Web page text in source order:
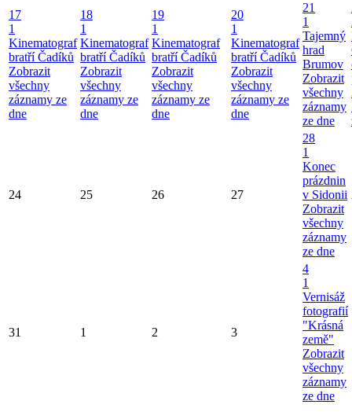
17
1
Kinematograf
bratří Čadíků
Zobrazit
všechny
záznamy ze
dne
18
1
Kinematograf
bratří Čadíků
Zobrazit
všechny
záznamy ze
dne
19
1
Kinematograf
bratří Čadíků
Zobrazit
všechny
záznamy ze
dne
20
1
Kinematograf
bratří Čadíků
Zobrazit
všechny
záznamy ze
dne
21
1
Tajemný
hrad
Brumov
Zobrazit
všechny
záznamy
ze dne
24 25 26 27
28
1
Konec
prázdnin
v Sidonii
Zobrazit
všechny
záznamy
ze dne
31 1 2 3
4
1
Vernisáž
fotografií
"Krásná
země"
Zobrazit
všechny
záznamy
ze dne